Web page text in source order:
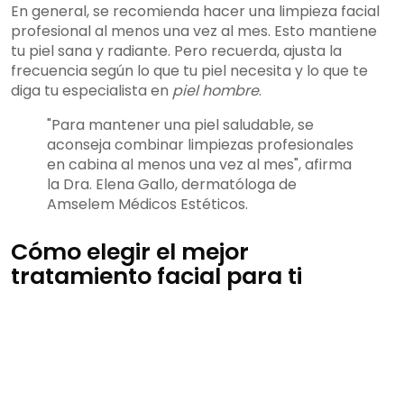
En general, se recomienda hacer una limpieza facial
profesional al menos una vez al mes. Esto mantiene
tu piel sana y radiante. Pero recuerda, ajusta la
frecuencia según lo que tu piel necesita y lo que te
diga tu especialista en piel hombre.
"Para mantener una piel saludable, se
aconseja combinar limpiezas profesionales
en cabina al menos una vez al mes", afirma
la Dra. Elena Gallo, dermatóloga de
Amselem Médicos Estéticos.
Cómo elegir el mejor
tratamiento facial para ti